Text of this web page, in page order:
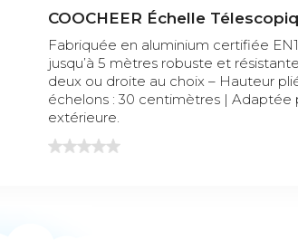
COOCHEER Échelle
Fabriquée en aluminium certifiée
jusqu’à 5 mètres robuste et
deux ou droite au choix – Hauteur
échelons : 30 centimètres | Adaptée
extérieure.